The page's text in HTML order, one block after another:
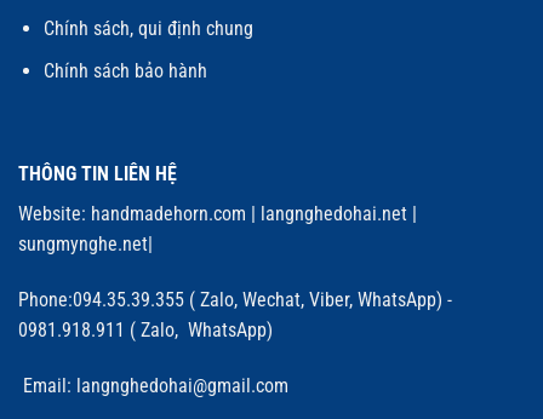
Chính sách, qui định chung
Chính sách bảo hành
THÔNG TIN LIÊN HỆ
Website: handmadehorn.com langnghedohai.net
sungmynghe.net
Phone:094.35.39.355 ( Zalo, Wechat, Viber, WhatsApp) -
0981.918.911 ( Zalo, WhatsApp)
Email: langnghedohai@gmail.com